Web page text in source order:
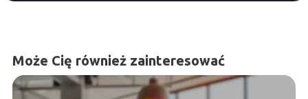
Może Cię również zainteresować